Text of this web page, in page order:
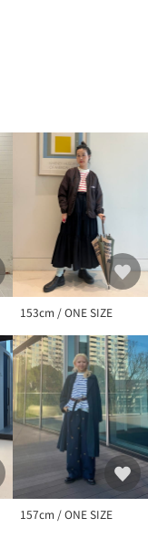
153cm / ONE SIZE
157cm / ONE SIZE